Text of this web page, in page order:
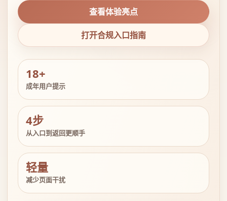
查看体验亮点
打开合规入口指南
18+
成年用户提示
4步
从入口到返回更顺手
轻量
减少页面干扰